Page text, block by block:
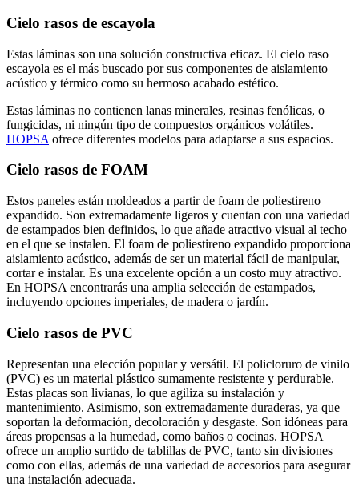
Cielo rasos de escayola
Estas láminas son una solución constructiva eficaz. El cielo raso
escayola es el más buscado por sus componentes de aislamiento
acústico y térmico como su hermoso acabado estético.
Estas láminas no contienen lanas minerales, resinas fenólicas, o
fungicidas, ni ningún tipo de compuestos orgánicos volátiles.
HOPSA ofrece diferentes modelos para adaptarse a sus espacios.
Cielo rasos de FOAM
Estos paneles están moldeados a partir de foam de poliestireno
expandido. Son extremadamente ligeros y cuentan con una variedad
de estampados bien definidos, lo que añade atractivo visual al techo
en el que se instalen. El foam de poliestireno expandido proporciona
aislamiento acústico, además de ser un material fácil de manipular,
cortar e instalar. Es una excelente opción a un costo muy atractivo.
En HOPSA encontrarás una amplia selección de estampados,
incluyendo opciones imperiales, de madera o jardín.
Cielo rasos de PVC
Representan una elección popular y versátil. El policloruro de vinilo
(PVC) es un material plástico sumamente resistente y perdurable.
Estas placas son livianas, lo que agiliza su instalación y
mantenimiento. Asimismo, son extremadamente duraderas, ya que
soportan la deformación, decoloración y desgaste. Son idóneas para
áreas propensas a la humedad, como baños o cocinas. HOPSA
ofrece un amplio surtido de tablillas de PVC, tanto sin divisiones
como con ellas, además de una variedad de accesorios para asegurar
una instalación adecuada.